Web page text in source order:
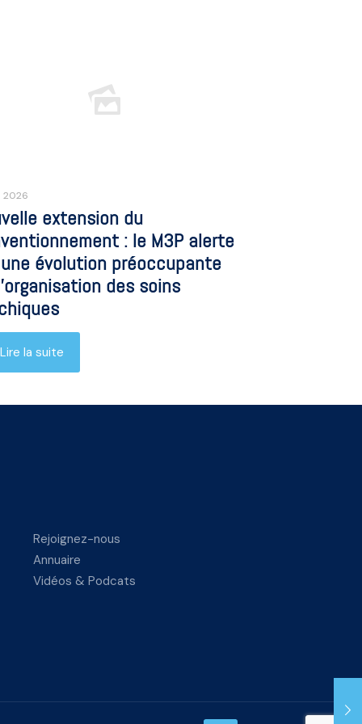
2026
extension du
: le M3P alerte
évolution préoccupante
des soins
Lire la suite
Rejoignez-nous
Annuaire
Vidéos & Podcats